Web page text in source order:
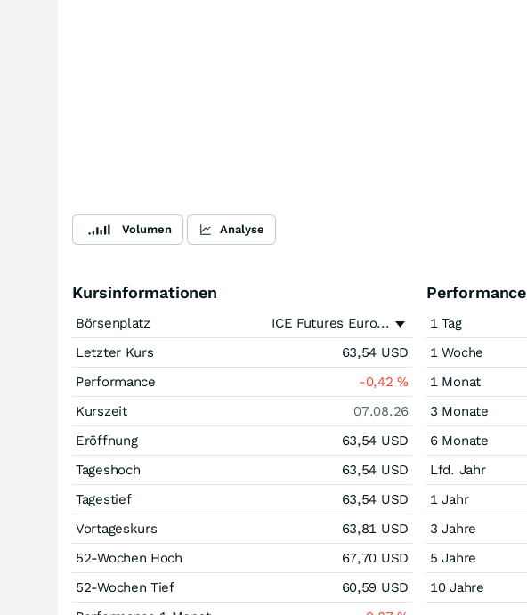
Volumen Analyse
Kursinformationen
Börsenplatz
ICE Futures Euro...
Letzter Kurs
63,54 USD
Performance
-0,42%
Kurszeit
07.08.26
Eröffnung
63,54 USD
Tageshoch
63,54 USD
Tagestief
63,54 USD
Vortageskurs
63,81 USD
52-Wochen Hoch
67,70 USD
52-Wochen Tief
60,59 USD
Performance
1 Tag
1 Woche
1 Monat
3 Monate
6 Monate
Lfd. Jahr
1 Jahr
3 Jahre
5 Jahre
10 Jahre